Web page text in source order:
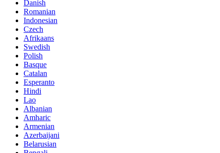
Danish
Romanian
Indonesian
Czech
Afrikaans
Swedish
Polish
Basque
Catalan
Esperanto
Hindi
Lao
Albanian
Amharic
Armenian
Azerbaijani
Belarusian